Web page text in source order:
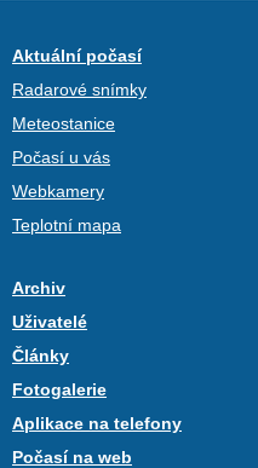
Aktuální počasí
Radarové snímky
Meteostanice
Počasí u vás
Webkamery
Teplotní mapa
Archiv
Uživatelé
Články
Fotogalerie
Aplikace na telefony
Počasí na web